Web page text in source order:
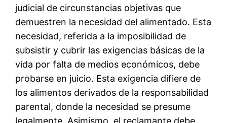
judicial de circunstancias objetivas que
demuestren la necesidad del alimentado. Esta
necesidad, referida a la imposibilidad de
subsistir y cubrir las exigencias básicas de la
vida por falta de medios económicos, debe
probarse en juicio. Esta exigencia difiere de
los alimentos derivados de la responsabilidad
parental, donde la necesidad se presume
legalmente. Asimismo, el reclamante debe